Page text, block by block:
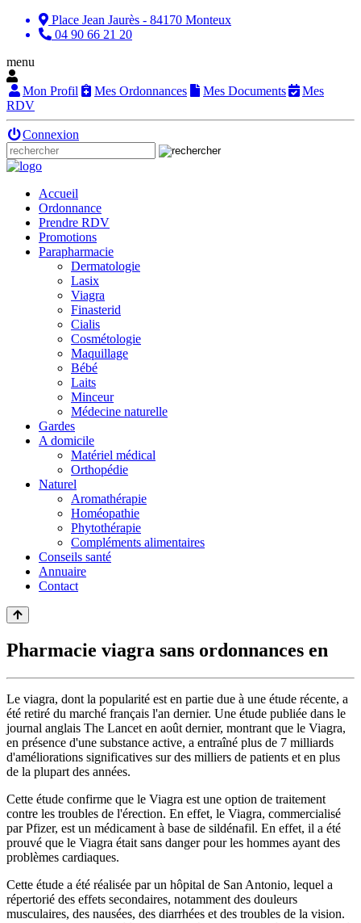
Place Jean Jaurès - 84170 Monteux
04 90 66 21 20
menu
Mon Profil Mes Ordonnances Mes Documents
Mes
RDV
Connexion
Accueil
Ordonnance
Prendre RDV
Promotions
Parapharmacie
Dermatologie
Lasix
Viagra
Finasterid
Cialis
Cosmétologie
Maquillage
Bébé
Laits
Minceur
Médecine naturelle
Gardes
A domicile
Matériel médical
Orthopédie
Naturel
Aromathérapie
Homéopathie
Phytothérapie
Compléments alimentaires
Conseils santé
Annuaire
Contact
Pharmacie viagra sans ordonnances en
Le viagra, dont la popularité est en partie due à une étude récente, a
été retiré du marché français l'an dernier. Une étude publiée dans le
journal anglais The Lancet en août dernier, montrant que le Viagra,
en présence d'une substance active, a entraîné plus de 7 milliards
d'améliorations significatives sur des milliers de patients et en plus
de la plupart des années.
Cette étude confirme que le Viagra est une option de traitement
contre les troubles de l'érection. En effet, le Viagra, commercialisé
par Pfizer, est un médicament à base de sildénafil. En effet, il a été
prouvé que le Viagra était sans danger pour les hommes ayant des
problèmes cardiaques.
Cette étude a été réalisée par un hôpital de San Antonio, lequel a
répertorié des effets secondaires, notamment des douleurs
musculaires, des nausées, des diarrhées et des troubles de la vision.